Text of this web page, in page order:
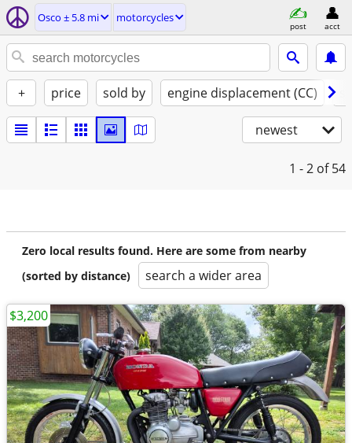
Osco ± 5.8 mi motorcycles
post acct
+ price sold by engine displacement (CC)
newest
1 - 2 of 54
Zero local results found. Here are some from nearby
(sorted by distance)
search a wider area
$3,200